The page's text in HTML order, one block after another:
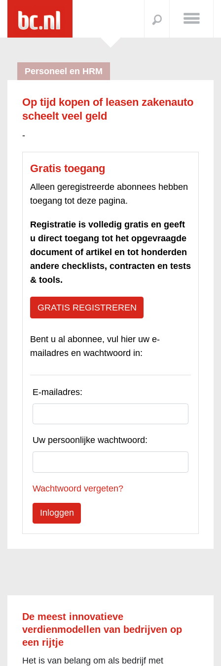
Personeel en HRM
Op tijd kopen of leasen zakenauto
scheelt veel geld
-
Gratis toegang
Alleen geregistreerde abonnees hebben
toegang tot deze pagina.
Registratie is volledig gratis en geeft
u direct toegang tot het opgevraagde
document of artikel en tot honderden
andere checklists, contracten en tests
& tools.
GRATIS REGISTREREN
Bent u al abonnee, vul hier uw e-
mailadres en wachtwoord in:
E-mailadres:
Uw persoonlijke wachtwoord:
Wachtwoord vergeten?
De meest innovatieve
verdienmodellen van bedrijven op
een rijtje
Het is van belang om als bedrijf met